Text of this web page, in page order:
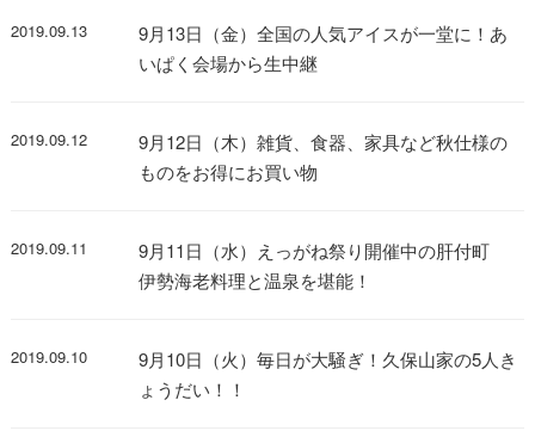
2019.09.13
9月13日（金）全国の人気アイスが一堂に！あ
いぱく会場から生中継
2019.09.12
9月12日（木）雑貨、食器、家具など秋仕様の
ものをお得にお買い物
2019.09.11
9月11日（水）えっがね祭り開催中の肝付町
伊勢海老料理と温泉を堪能！
2019.09.10
9月10日（火）毎日が大騒ぎ！久保山家の5人き
ょうだい！！